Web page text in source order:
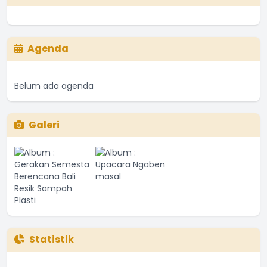
Agenda
Belum ada agenda
Galeri
Statistik